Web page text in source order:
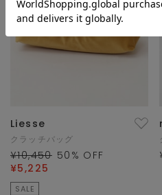
Liesse
クラッチバッグ
¥10,450 50 % OFF
¥5,225
SALE